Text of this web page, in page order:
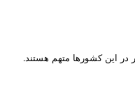
این کشورها متهم هستند.